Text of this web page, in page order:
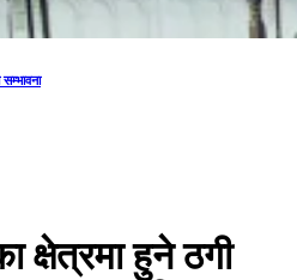
क्षेत्रमा हुने ठगी